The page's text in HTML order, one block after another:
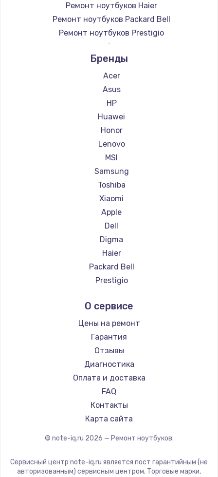
Ремонт ноутбуков Haier
Ремонт ноутбуков Packard Bell
Ремонт ноутбуков Prestigio
Ремонт ноутбуков Alienware
Ремонт ноутбуков Aquarius
Ремонт ноутбуков Gigabyte
Ремонт ноутбуков Aorus
Ремонт ноутбуков Maibenben
Ремонт ноутбуков Getac
Ремонт ноутбуков Epson
Ремонт ноутбуков Philips
Ремонт ноутбуков LG
Ремонт ноутбуков Panasonic
Ремонт ноутбуков Irbis
Ремонт ноутбуков Thunderobot
Ремонт ноутбуков Hasee
Ремонт ноутбуков ZTE
Ремонт ноутбуков Hiper
Ремонт ноутбуков Evga
Ремонт ноутбуков Google
Ремонт ноутбуков Echips
Ремонт ноутбуков Predator
Ремонт ноутбуков iru
Ремонт ноутбуков Machenike
Ремонт ноутбуков DEXP
Ремонт ноутбуков Teclast
Ремонт ноутбуков CHUWI
Ремонт ноутбуков Colorful
Бренды
Acer
Asus
HP
Huawei
Honor
Lenovo
MSI
Samsung
Toshiba
Xiaomi
Apple
Dell
Digma
Haier
Packard Bell
Prestigio
Aquarius
Gigabyte
Aorus
Maibenben
Getac
Epson
Philips
LG
Panasonic
ZTE
О сервисе
Цены на ремонт
Гарантия
Отзывы
Диагностика
Оплата и доставка
FAQ
Контакты
Карта сайта
© note-iq.ru 2026 — Ремонт ноутбуков.
Сервисный центр note-iq.ru является пост гарантийным (не
авторизованным) сервисным центром. Торговые марки,